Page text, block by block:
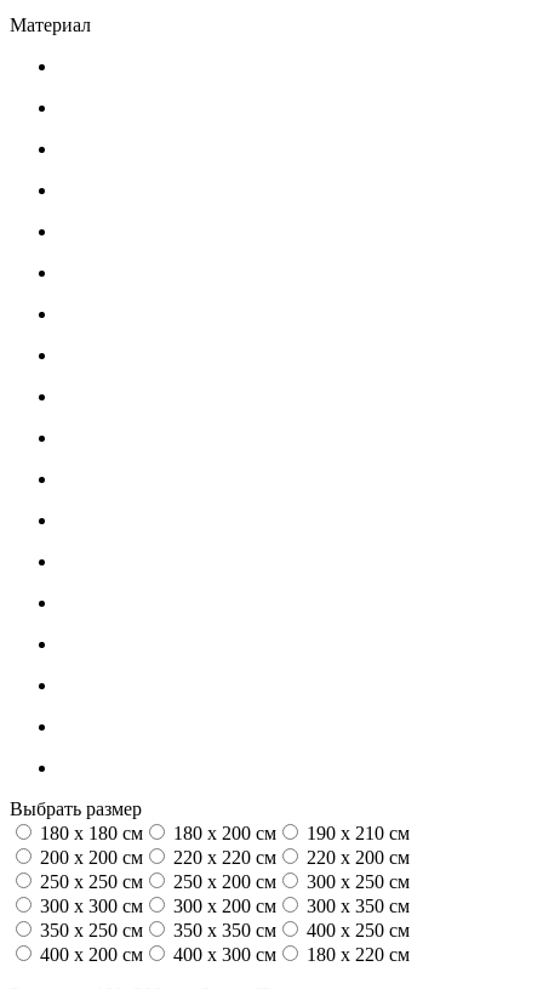
Материал
Выбрать размер
180 x 180 см
180 x 200 см
190 x 210 см
200 x 200 см
220 x 220 см
220 x 200 см
250 x 250 см
250 x 200 см
300 x 250 см
300 x 300 см
300 x 200 см
300 x 350 см
350 x 250 см
350 x 350 см
400 x 250 см
400 x 200 см
400 x 300 см
180 x 220 см